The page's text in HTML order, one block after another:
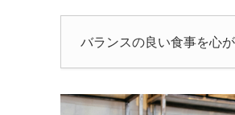
バランスの良い食事を心